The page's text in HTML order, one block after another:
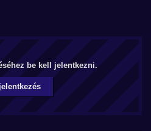
be kell jelentkezni.